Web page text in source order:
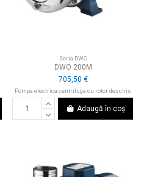
Seria DWO
DWO 200M
705,50 €
Pompa electrica centrifuga cu rotor deschis
Adaugă în coș